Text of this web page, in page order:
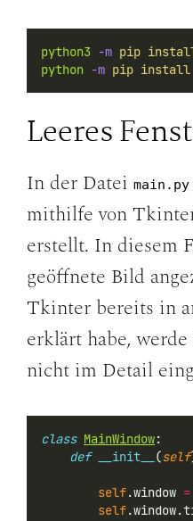
python3 -m pip
python -m pip install
Leeres
In der Datei main.py
mithilfe von
erstellt. In diesem
geöffnete Bild
Tkinter bereits in
erklärt habe,
nicht im Detail
class MainWindow:
def
__init__ (self
self.window =
self